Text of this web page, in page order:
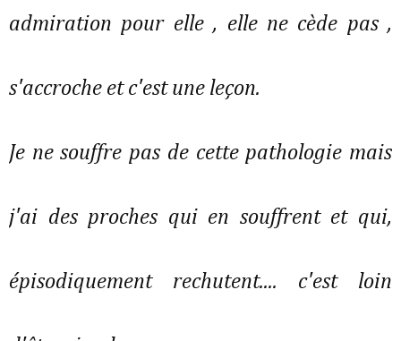
admiration pour elle , elle ne cède pas ,
s'accroche et c'est une leçon.
Je ne souffre pas de cette pathologie mais
j'ai des proches qui en souffrent et qui,
épisodiquement rechutent.... c'est loin